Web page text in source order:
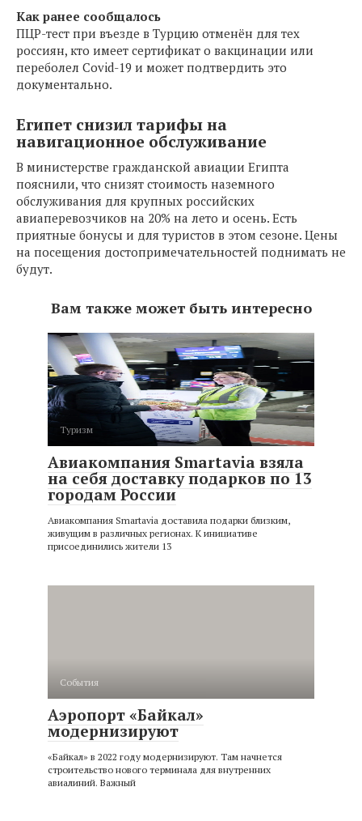
Как ранее сообщалось
ПЦР-тест при въезде в Турцию отменён для тех
россиян, кто имеет сертификат о вакцинации или
переболел Сovid-19 и может подтвердить это
документально.
Египет снизил тарифы на
навигационное обслуживание
В министерстве гражданской авиации Египта
пояснили, что снизят стоимость наземного
обслуживания для крупных российских
авиаперевозчиков на 20% на лето и осень. Есть
приятные бонусы и для туристов в этом сезоне. Цены
на посещения достопримечательностей поднимать не
будут.
Вам также может быть интересно
Туризм
Авиакомпания Smartavia взяла
на себя доставку подарков по 13
городам России
Авиакомпания Smartavia доставила подарки близким,
живущим в различных регионах. К инициативе
присоединились жители 13
События
Аэропорт «Байкал»
модернизируют
«Байкал» в 2022 году модернизируют. Там начнется
строительство нового терминала для внутренних
авиалиний. Важный